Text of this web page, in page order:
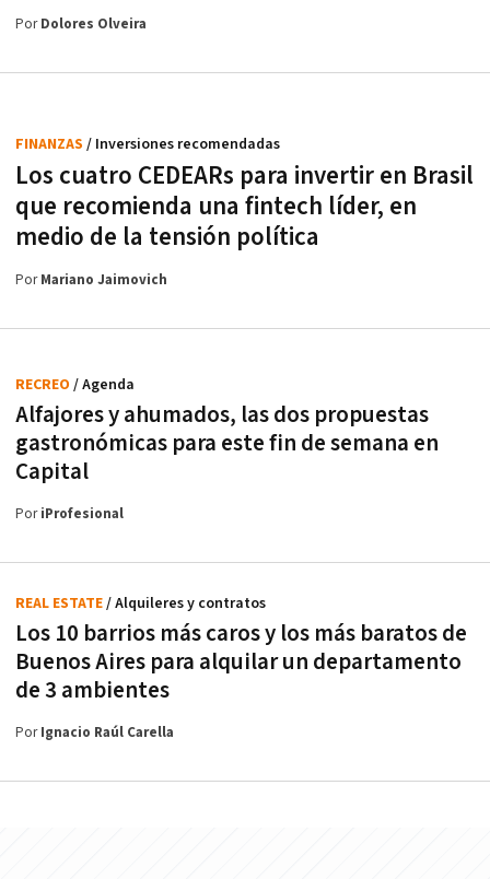
PorDolores Olveira
Los cuatro CEDEARs para invertir en Brasil
que recomienda una fintech líder, en
medio de la tensión política
FINANZAS / Inversiones recomendadas
PorMariano Jaimovich
Alfajores y ahumados, las dos propuestas
gastronómicas para este fin de semana en
Capital
RECREO / Agenda
PoriProfesional
Los 10 barrios más caros y los más baratos de
Buenos Aires para alquilar un departamento
de 3 ambientes
REAL ESTATE/ Alquileres y contratos
PorIgnacio Raúl Carella